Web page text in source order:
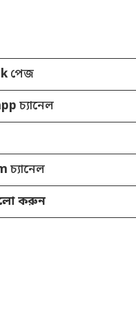
পেজ
চ্যানেল
চ্যানেল
করুন